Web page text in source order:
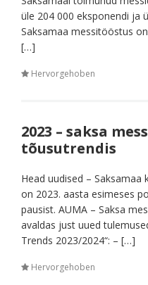
üle 204 000 eksponendi ja
Saksamaa messitööstus
[…]
Hervorgehoben
2023 – saksa
tõusutrendis
Head uudised – Saksamaa
on 2023. aasta esimeses
pausist. AUMA – Saksa
avaldas just uued
Trends 2023/2024“: – […]
Hervorgehoben